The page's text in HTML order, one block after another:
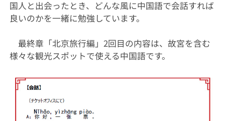
国人と出会ったとき、どんな風に中国語で会話すれば
良いのかを一緒に勉強しています。
最終章「北京旅行編」2回目の内容は、故宮を含む
様々な観光スポットで使える中国語です。